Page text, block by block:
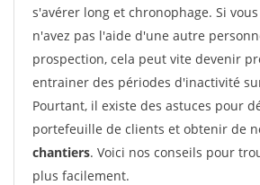
s'avérer long et chronophage. Si
n'avez pas l'aide d'une autre
prospection, cela peut vite devenir
entrainer des périodes d'inactivité
Pourtant, il existe des astuces pour
portefeuille de clients et obtenir de
chantiers. Voici nos conseils pour
plus facilement.